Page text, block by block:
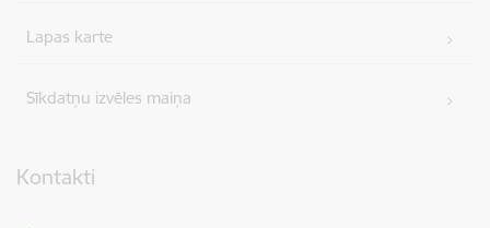
Lapas karte
Sīkdatņu izvēles maiņa
Kontakti